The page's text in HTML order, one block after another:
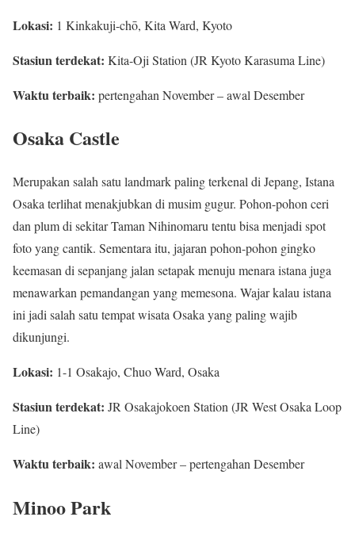
Lokasi: 1 Kinkakuji-chō, Kita Ward, Kyoto
Stasiun terdekat: Kita-Oji Station (JR Kyoto Karasuma Line)
Waktu terbaik: pertengahan November – awal Desember
Osaka Castle
Merupakan salah satu landmark paling terkenal di Jepang, Istana
Osaka terlihat menakjubkan di musim gugur. Pohon-pohon ceri
dan plum di sekitar Taman Nihinomaru tentu bisa menjadi spot
foto yang cantik. Sementara itu, jajaran pohon-pohon gingko
keemasan di sepanjang jalan setapak menuju menara istana juga
menawarkan pemandangan yang memesona. Wajar kalau istana
ini jadi salah satu tempat wisata Osaka yang paling wajib
dikunjungi.
Lokasi: 1-1 Osakajo, Chuo Ward, Osaka
Stasiun terdekat: JR Osakajokoen Station (JR West Osaka Loop
Line)
Waktu terbaik: awal November – pertengahan Desember
Minoo Park